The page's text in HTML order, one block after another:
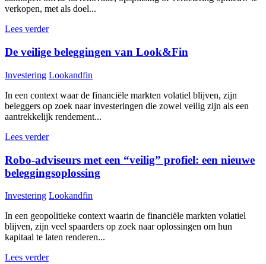
verkopen, met als doel...
Lees verder
De veilige beleggingen van Look&Fin
Investering Lookandfin
In een context waar de financiële markten volatiel blijven, zijn
beleggers op zoek naar investeringen die zowel veilig zijn als een
aantrekkelijk rendement...
Lees verder
Robo-adviseurs met een “veilig” profiel: een nieuwe
beleggingsoplossing
Investering Lookandfin
In een geopolitieke context waarin de financiële markten volatiel
blijven, zijn veel spaarders op zoek naar oplossingen om hun
kapitaal te laten renderen...
Lees verder